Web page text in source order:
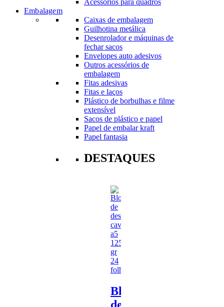
Acessórios para quadros
Embalagem
Caixas de embalagem
Guilhotina metálica
Desenrolador e máquinas de
fechar sacos
Envelopes auto adesivos
Outros acessórios de
embalagem
Fitas adesivas
Fitas e laços
Plástico de borbulhas e filme
extensível
Sacos de plástico e papel
Papel de embalar kraft
Papel fantasia
DESTAQUES
Bloco
de